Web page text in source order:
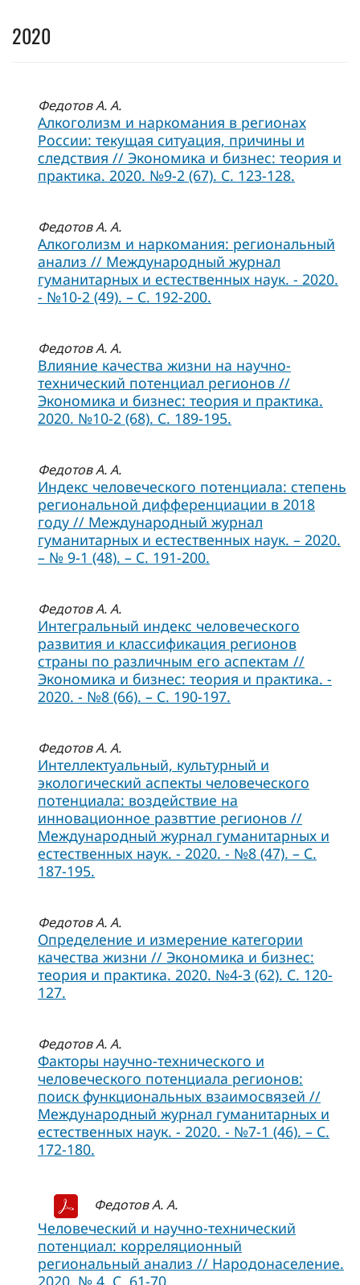
2020
Федотов А. А.
Алкоголизм и наркомания в регионах
России: текущая ситуация, причины и
следствия // Экономика и бизнес: теория и
практика. 2020. №9-2 (67). С. 123-128.
Федотов А. А.
Алкоголизм и наркомания: региональный
анализ // Международный журнал
гуманитарных и естественных наук. - 2020.
- №10-2 (49). – С. 192-200.
Федотов А. А.
Влияние качества жизни на научно-
технический потенциал регионов //
Экономика и бизнес: теория и практика.
2020. №10-2 (68). С. 189-195.
Федотов А. А.
Индекс человеческого потенциала: степень
региональной дифференциации в 2018
году // Международный журнал
гуманитарных и естественных наук. – 2020.
– № 9-1 (48). – С. 191-200.
Федотов А. А.
Интегральный индекс человеческого
развития и классификация регионов
страны по различным его аспектам //
Экономика и бизнес: теория и практика. -
2020. - №8 (66). – С. 190-197.
Федотов А. А.
Интеллектуальный, культурный и
экологический аспекты человеческого
потенциала: воздействие на
инновационное развттие регионов //
Международный журнал гуманитарных и
естественных наук. - 2020. - №8 (47). – С.
187-195.
Федотов А. А.
Определение и измерение категории
качества жизни // Экономика и бизнес:
теория и практика. 2020. №4-3 (62). С. 120-
127.
Федотов А. А.
Факторы научно-технического и
человеческого потенциала регионов:
поиск функциональных взаимосвязей //
Международный журнал гуманитарных и
естественных наук. - 2020. - №7-1 (46). – С.
172-180.
Федотов А. А.
Человеческий и научно-технический
потенциал: корреляционный
региональный анализ // Народонаселение.